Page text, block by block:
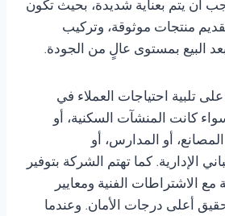
أن يتم بعناية شديدة، بحيث تكون
منتجات موثوقة، وتركيب
البيع بمستوى عالٍ من الجودة.
على تلبية احتياجات العملاء في
كانت المنشآت السكنية، أو
المصانع، أو المدارس، أو
الإدارية. كما تهتم الشركة بتوفير
الاشتراطات الفنية ومعايير
أعلى درجات الأمان. وعندما